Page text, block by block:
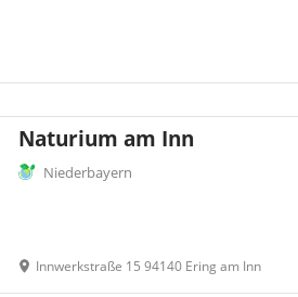
Naturium am Inn
Niederbayern
Innwerkstraße 15 94140 Ering am Inn